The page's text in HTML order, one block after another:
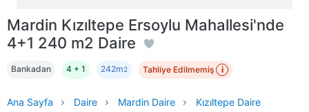
Mardin Kızıltepe Ersoylu Mahallesi'nde
4+1 240 m2 Daire
Bankadan 4 + 1 242m2 Tahliye Edilmemiş i
Ana Sayfa Daire Mardin Daire Kızıltepe Daire